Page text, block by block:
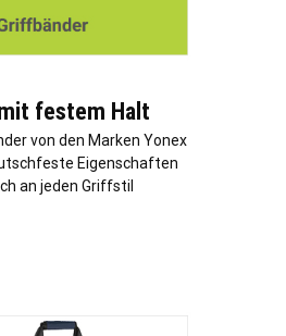
festem Halt
von den Marken Yonex
Eigenschaften
an jeden Griffstil